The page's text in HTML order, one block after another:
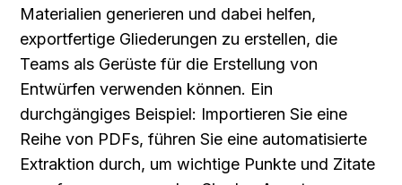
Materialien generieren und dabei helfen,
exportfertige Gliederungen zu erstellen, die
Teams als Gerüste für die Erstellung von
Entwürfen verwenden können. Ein
durchgängiges Beispiel: Importieren Sie eine
Reihe von PDFs, führen Sie eine automatisierte
Extraktion durch, um wichtige Punkte und Zitate